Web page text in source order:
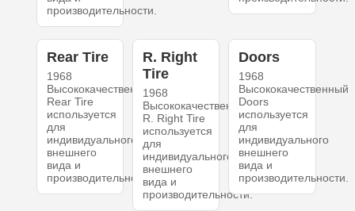
производительности.
Rear Tire
1968
Высококачественный
Rear Tire
используется
для
индивидуального
внешнего
вида и
производительности.
R. Right
Tire
1968
Высококачественный
R. Right Tire
используется
для
индивидуального
внешнего
вида и
производительности.
Doors
1968
Высококачественный
Doors
используется
для
индивидуального
внешнего
вида и
производительности.